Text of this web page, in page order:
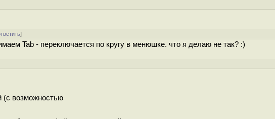
]
Tab - переключается по кругу в менюшке. что я делаю не так? :)
(с возможностью